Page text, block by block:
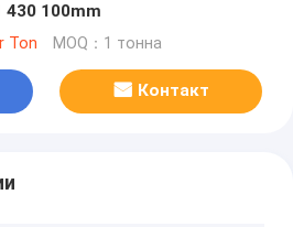
430 100mm
Ton MOQ：1 тонна
Контакт